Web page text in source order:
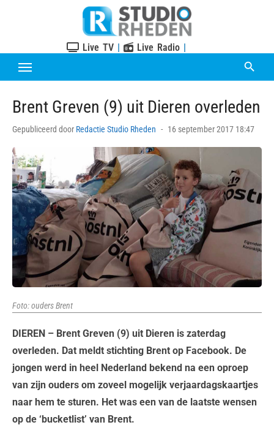
Live TV | Live Radio |
Brent Greven (9) uit Dieren overleden
Gepubliceerd door Redactie Studio Rheden
Posted
16 september 2017 18:47
Foto: ouders Brent
DIEREN – Brent Greven (9) uit Dieren is zaterdag
overleden. Dat meldt stichting Brent op Facebook. De
jongen werd in heel Nederland bekend na een oproep
van zijn ouders om zoveel mogelijk verjaardagskaartjes
naar hem te sturen. Het was een van de laatste wensen
op de ‘bucketlist’ van Brent.